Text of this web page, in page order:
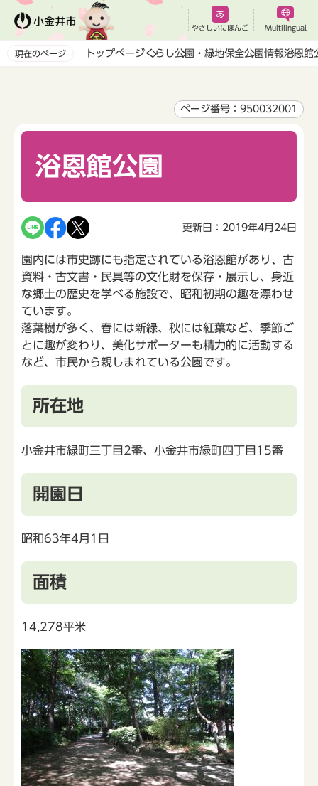
ペ
やさしいにほんご Multilingual
現在のページ トップページくらし公園・緑地保全公園情報浴恩館
ページ番号：950032001
浴恩館公園
更新日：2019年4月24日
園内には市史跡にも指定されている浴恩館があり、古
資料・古文書・民具等の文化財を保存・展示し、身近
な郷土の歴史を学べる施設で、昭和初期の趣を漂わせ
ています。
落葉樹が多く、春には新緑、秋には紅葉など、季節ご
とに趣が変わり、美化サポーターも精力的に活動する
など、市民から親しまれている公園です。
所在地
小金井市緑町三丁目2番、小金井市緑町四丁目15番
開園日
昭和63年4月1日
面積
14,278平米